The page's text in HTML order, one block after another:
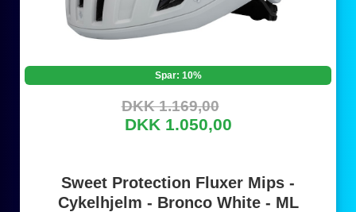
Spar: 10%
DKK 1.169,00
DKK 1.050,00
Sweet Protection Fluxer Mips -
Cykelhjelm - Bronco White - ML